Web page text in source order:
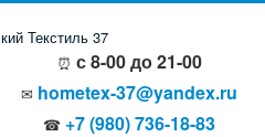
⏰ с 8-00 до 21-00
✉ hometex-37@yandex.ru
☎ +7 (980) 736-18-83